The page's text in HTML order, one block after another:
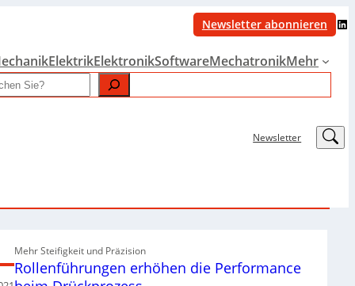
Newsletter abonnieren LinkedIn
ElektrikElektronikSoftwareMechatronikMehr
Newsletter LinkedIn
Mehr Steifigkeit und Präzision
Rollenführungen erhöhen die Performance